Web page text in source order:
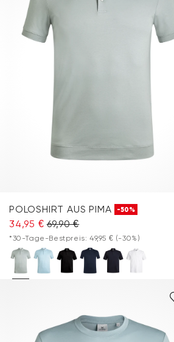
POLOSHIRT AUS PIMA -50%
34,95 € 69,90 €
*30-Tage-Bestpreis: 49,95 € (-30%)